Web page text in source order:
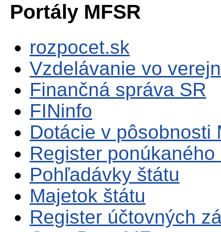
Portály MFSR
rozpocet.sk
Vzdelávanie vo
Finančná správa SR
FINinfo
Dotácie v pôsobnosti
Register
Pohľadávky štátu
Majetok štátu
Register účtovných